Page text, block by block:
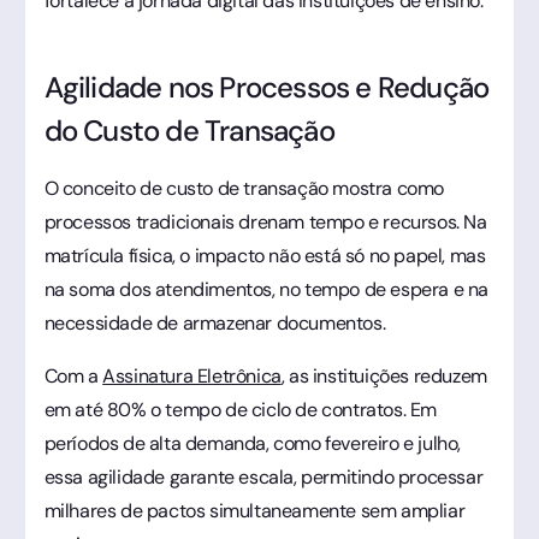
Agilidade nos Processos e Redução
do Custo de Transação
O conceito de custo de transação mostra como
processos tradicionais drenam tempo e recursos. Na
matrícula física, o impacto não está só no papel, mas
na soma dos atendimentos, no tempo de espera e na
necessidade de armazenar documentos.
Com aAssinatura Eletrônica, as instituições reduzem
em até 80% o tempo de ciclo de contratos. Em
períodos de alta demanda, como fevereiro e julho,
essa agilidade garante escala, permitindo processar
milhares de pactos simultaneamente sem ampliar